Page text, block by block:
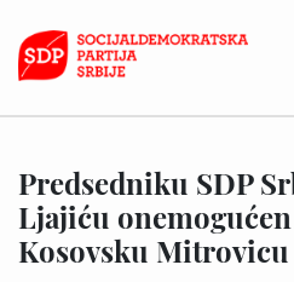
Predsedniku SDP
Ljajiću
Kosovsku Mitrovicu